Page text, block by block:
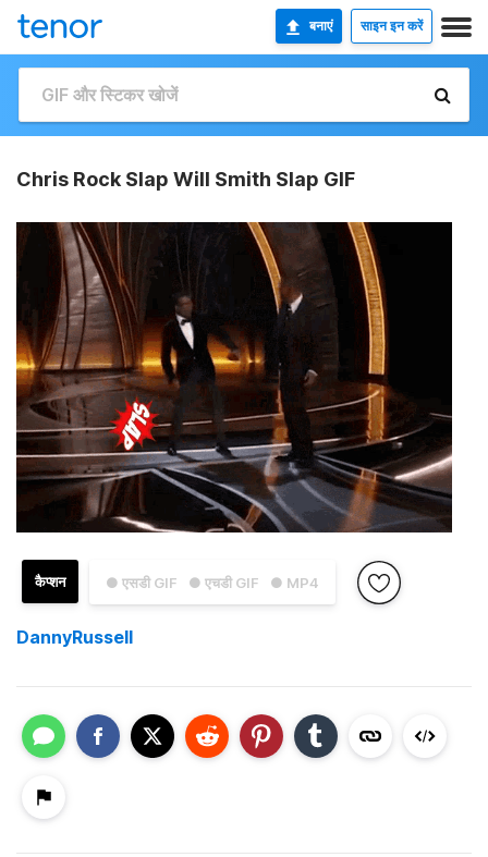
बनाएं साइन इन करें
Chris Rock Slap Will Smith Slap GIF
● एसडी GIF ● एचडी GIF ● MP4
कैप्शन
DannyRussell